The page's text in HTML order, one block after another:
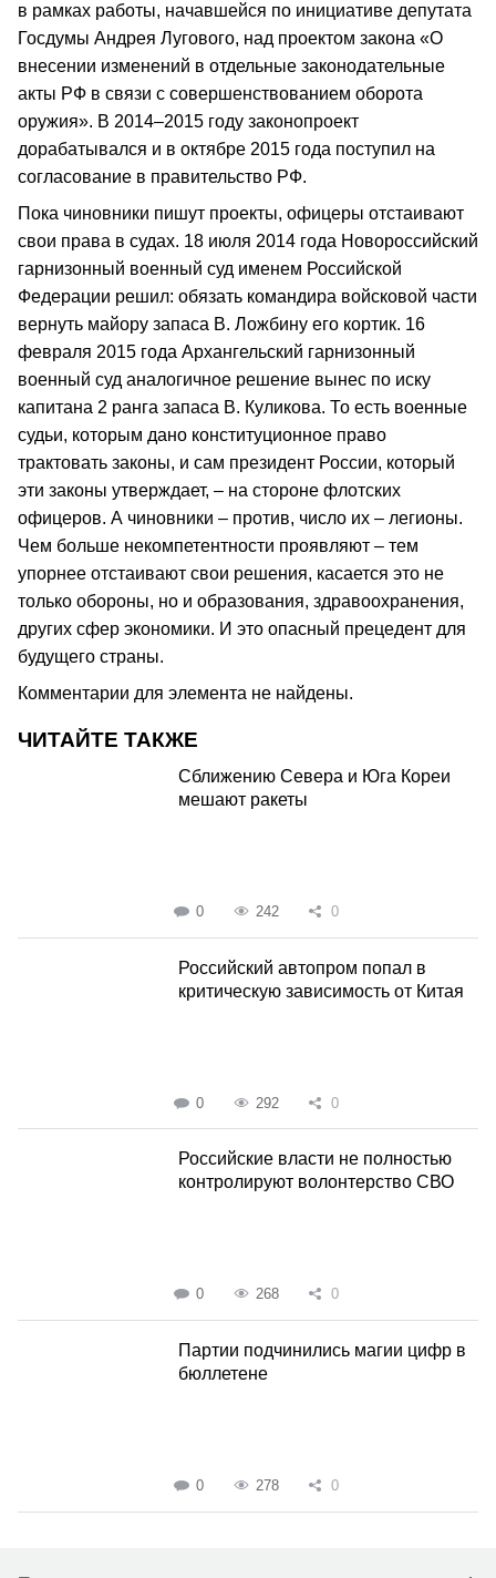
в рамках работы, начавшейся по инициативе депутата
Госдумы Андрея Лугового, над проектом закона «О
внесении изменений в отдельные законодательные
акты РФ в связи с совершенствованием оборота
оружия». В 2014–2015 году законопроект
дорабатывался и в октябре 2015 года поступил на
согласование в правительство РФ.
Пока чиновники пишут проекты, офицеры отстаивают
свои права в судах. 18 июля 2014 года Новороссийский
гарнизонный военный суд именем Российской
Федерации решил: обязать командира войсковой части
вернуть майору запаса В. Ложбину его кортик. 16
февраля 2015 года Архангельский гарнизонный
военный суд аналогичное решение вынес по иску
капитана 2 ранга запаса В. Куликова. То есть военные
судьи, которым дано конституционное право
трактовать законы, и сам президент России, который
эти законы утверждает, – на стороне флотских
офицеров. А чиновники – против, число их – легионы.
Чем больше некомпетентности проявляют – тем
упорнее отстаивают свои решения, касается это не
только обороны, но и образования, здравоохранения,
других сфер экономики. И это опасный прецедент для
будущего страны.
Комментарии для элемента не найдены.
ЧИТАЙТЕ ТАКЖЕ
Сближению Севера и Юга Кореи
мешают ракеты
0 242 0
Российский автопром попал в
критическую зависимость от Китая
0 292 0
Российские власти не полностью
контролируют волонтерство СВО
0 268 0
Партии подчинились магии цифр в
бюллетене
0 278 0